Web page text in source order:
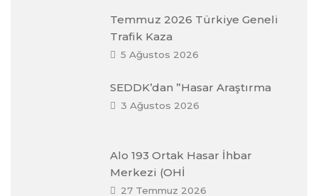
Temmuz 2026 Türkiye Geneli
Trafik Kaza
5 Ağustos 2026
SEDDK’dan ”Hasar Araştırma
3 Ağustos 2026
Alo 193 Ortak Hasar İhbar
Merkezi (OHİ
27 Temmuz 2026